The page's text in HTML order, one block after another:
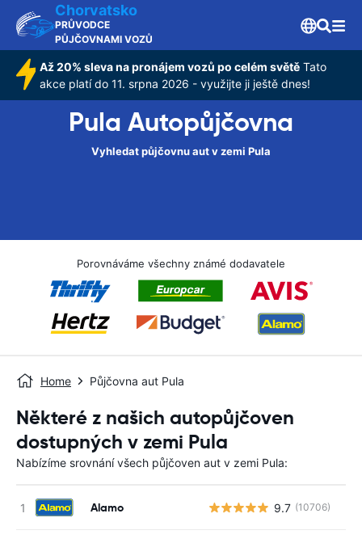
Chorvatsko
PRŮVODCE
PŮJČOVNAMI VOZŮ
Až 20% sleva na pronájem vozů po celém světě Tato
akce platí do 11. srpna 2026 - využijte ji ještě dnes!
Pula Autopůjčovna
Vyhledat půjčovnu aut v zemi Pula
Porovnáváme všechny známé dodavatele
Home Půjčovna aut Pula
Některé z našich autopůjčoven
dostupných v zemi Pula
Nabízíme srovnání všech půjčoven aut v zemi Pula:
Alamo 9.7 (10706)